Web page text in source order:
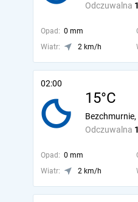
Odczuwalna
Opad: 0 mm
Wiatr:
2 km/h
02:00
15°C
Odczuwalna
Bezchmurnie,
Opad: 0 mm
Wiatr:
2 km/h